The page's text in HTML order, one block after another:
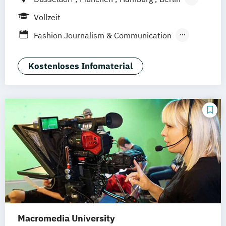
Wiesbaden
Vollzeit
Fashion Journalism & Communication
Industrie & Produkt Design
Interior Design
Kostenloses Infomaterial
Macromedia University